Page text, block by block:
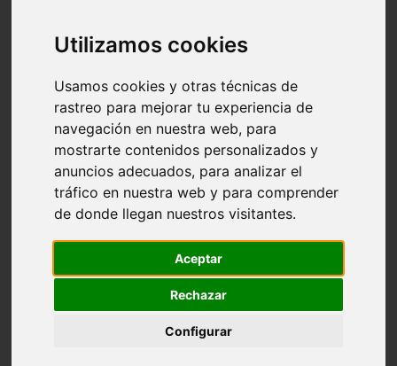
Utilizamos cookies
Usamos cookies y otras técnicas de
rastreo para mejorar tu experiencia de
navegación en nuestra web, para
mostrarte contenidos personalizados y
anuncios adecuados, para analizar el
tráfico en nuestra web y para comprender
de donde llegan nuestros visitantes.
Aceptar
Rechazar
Configurar
verduras
vocabulario de cocina
Teruel - sarrión
Cádiz - algodonales
Illes-balears - inca
Madrid - madrid
Málaga - torremolinos
Asturias - oviedo
Cádiz - el-puerto-de-santa-maría
Asturias - aller
Toledo - illescas
Málaga - marbella
Barcelona - barcelona
Pontevedra - lalín
Cantabria - val-de-san-vicente